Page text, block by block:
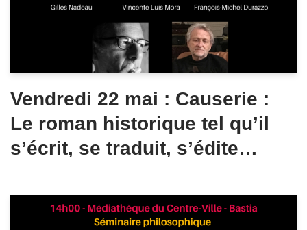
Vendredi 22 mai : Causerie :
Le roman historique tel qu’il
s’écrit, se traduit, s’édite…